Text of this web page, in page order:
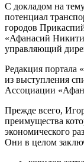
С докладом на
потенциал
городов
«Афанасий
управляющий
Редакция портала
из выступления
Ассоциации
Прежде всего,
преимущества
экономического
Они в целом